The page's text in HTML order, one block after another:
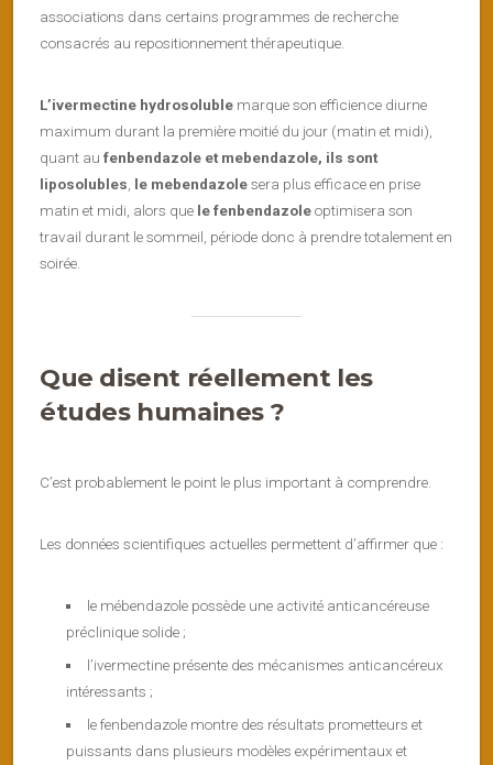
associations dans certains programmes de recherche
consacrés au repositionnement thérapeutique.
L’ivermectine hydrosoluble marque son efficience diurne
maximum durant la première moitié du jour (matin et midi),
quant au fenbendazole et mebendazole, ils sont
liposolubles le mebendazolesera plus efficace en prise
matin et midi, alors que le fenbendazoleoptimisera son
travail durant le sommeil, période donc à prendre totalement en
soirée.
Que disent réellement les
études humaines ?
C’est probablement le point le plus important à comprendre.
Les données scientifiques actuelles permettent d’affirmer que :
le mébendazole possède une activité anticancéreuse
préclinique solide ;
l’ivermectine présente des mécanismes anticancéreux
intéressants ;
le fenbendazole montre des résultats prometteurs et
puissants dans plusieurs modèles expérimentaux et